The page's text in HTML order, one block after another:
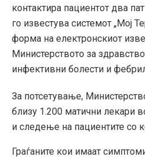
контактира пациентот два
го известува системот „Мој
форма на електронскиот
Министерството за
инфективни болести и
За потсетување,
близу 1.200 матични лекари
и следење на пациентите со
Граѓаните кои имаат